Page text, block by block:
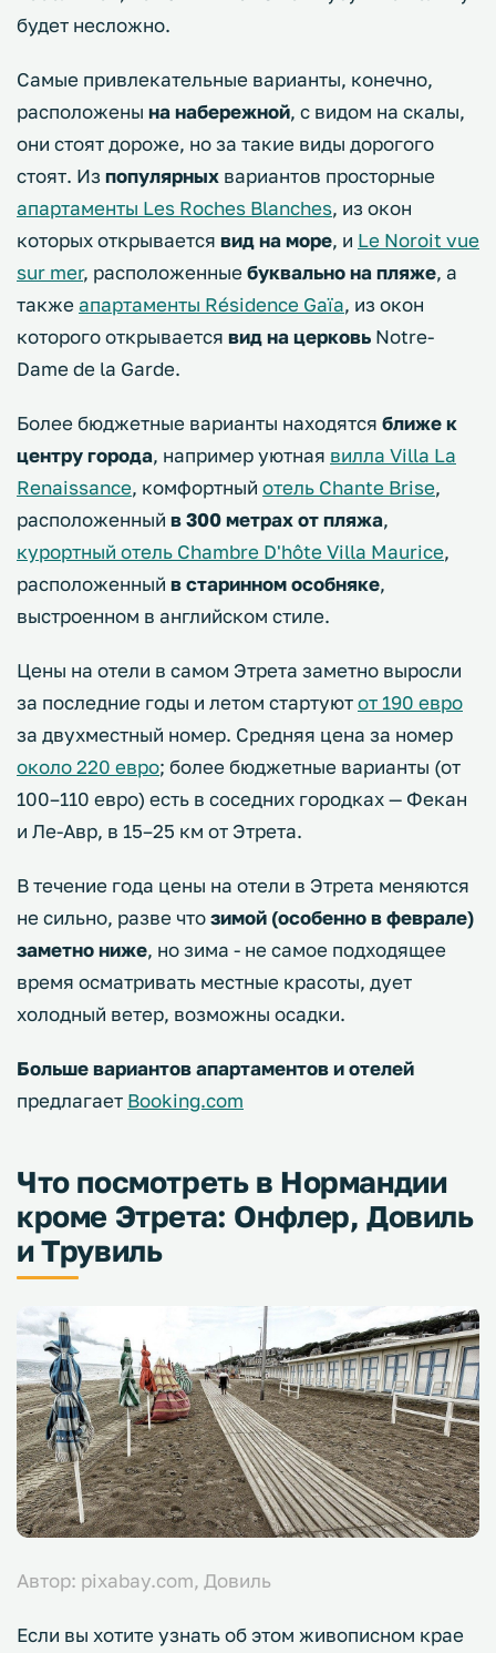
будет несложно.
Самые привлекательные варианты, конечно,
расположены на набережной, с видом на скалы,
они стоят дороже, но за такие виды дорогого
стоят. Изпопулярных вариантов просторные
апартаменты Les Roches Blanches, из окон
которых открывается вид на море, и Le Noroit vue
sur mer, расположенные буквально на пляже, а
также апартаменты Résidence Gaïa, из окон
которого открывается вид на церковь Notre-
Dame de la Garde.
Более бюджетные варианты находятся ближе к
центру города, например уютная вилла Villa La
Renaissance, комфортный отель Chante Brise,
расположенный в 300 метрах от пляжа,
курортный отель Chambre D'hôte Villa Maurice,
расположенный в старинном особняке,
выстроенном в английском стиле.
Цены на отели в самом Этрета заметно выросли
за последние годы и летом стартуютот 190 евро
за двухместный номер. Средняя цена за номер
около 220 евро; более бюджетные варианты (от
100–110 евро) есть в соседних городках — Фекан
и Ле-Авр, в 15–25 км от Этрета.
В течение года цены на отели в Этрета меняются
не сильно, разве чтозимой (особенно в феврале)
заметно ниже, но зима - не самое подходящее
время осматривать местные красоты, дует
холодный ветер, возможны осадки.
Больше вариантов апартаментов и отелей
предлагает Booking.com
Что посмотреть в Нормандии
кроме Этрета: Онфлер, Довиль
и Трувиль
Автор: pixabay.com, Довиль
Если вы хотите узнать об этом живописном крае